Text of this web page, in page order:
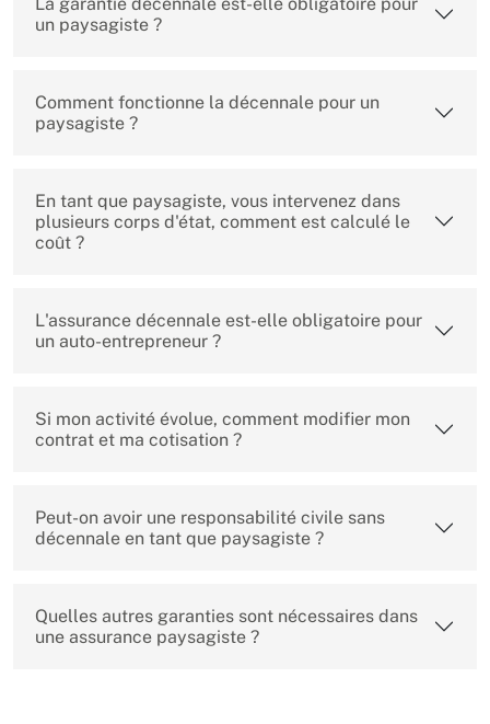
un paysagiste ?
Comment fonctionne la décennale pour un
paysagiste ?
En tant que paysagiste, vous intervenez dans
plusieurs corps d'état, comment est calculé le
coût ?
L'assurance décennale est-elle obligatoire pour
un auto-entrepreneur ?
Si mon activité évolue, comment modifier mon
contrat et ma cotisation ?
Peut-on avoir une responsabilité civile sans
décennale en tant que paysagiste ?
Quelles autres garanties sont nécessaires dans
une assurance paysagiste ?